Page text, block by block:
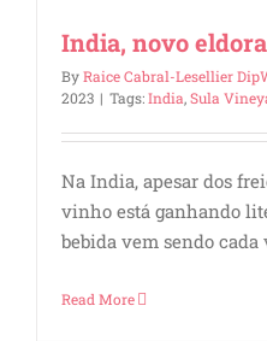
India, novo
ByRaice Cabral-Lesellier
2023 | Tags:India,Sula
Na India, apesar dos
vinho está ganhando
bebida vem sendo
Read More